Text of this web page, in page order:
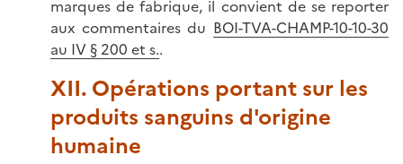
marques de fabrique, il convient de se reporter
aux commentaires du BOI-TVA-CHAMP-10-10-30
au IV § 200 et s..
XII. Opérations portant sur les
produits sanguins d'origine
humaine